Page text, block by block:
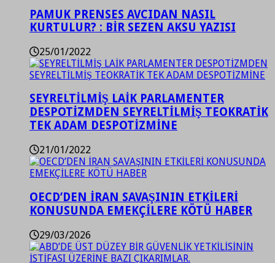
PAMUK PRENSES AVCIDAN NASIL
KURTULUR? : BİR SEZEN AKSU YAZISI
25/01/2022
SEYRELTİLMİŞ LAİK PARLAMENTER
DESPOTİZMDEN SEYRELTİLMİŞ TEOKRATİK
TEK ADAM DESPOTİZMİNE
21/01/2022
OECD’DEN İRAN SAVAŞININ ETKİLERİ
KONUSUNDA EMEKÇİLERE KÖTÜ HABER
29/03/2026